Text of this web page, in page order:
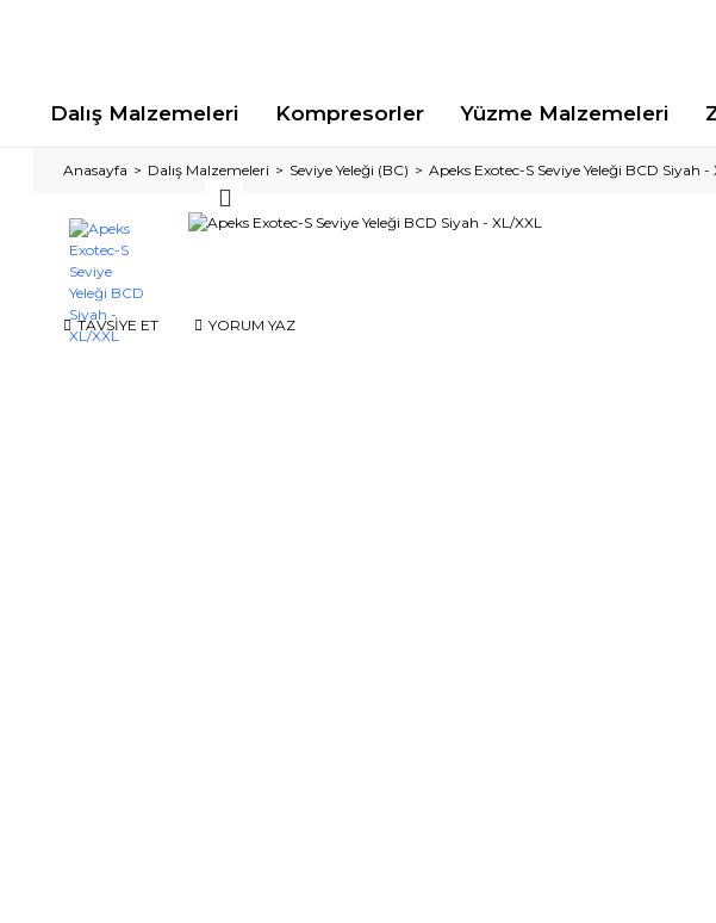
Dalış Malzemeleri Kompresorler Yüzme Malzemeleri
Anasayfa Dalış Malzemeleri Seviye Yeleği (BC) Apeks Exotec-S Seviye Yeleği BCD Siyah -
TAVSİYE ET YORUM YAZ